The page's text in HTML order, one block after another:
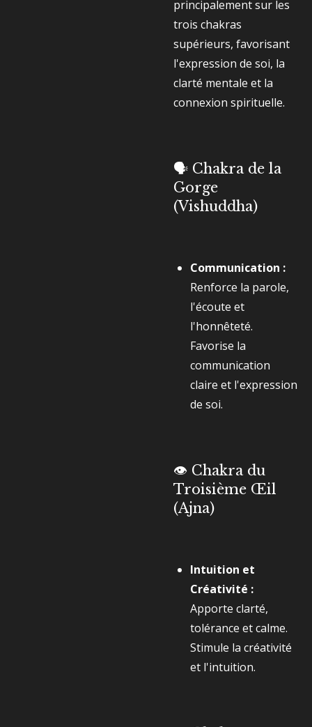
principalement sur les
trois chakras
supérieurs, favorisant
l'expression de soi, la
clarté mentale et la
connexion spirituelle.
🗣️ Chakra de la
Gorge
(Vishuddha)
Communication :
Renforce la parole,
l'écoute et
l'honnêteté.
Favorise la
communication
claire et l'expression
de soi.
👁️ Chakra du
Troisième Œil
(Ajna)
Intuition et
Créativité :
Apporte clarté,
tolérance et calme.
Stimule la créativité
et l'intuition.